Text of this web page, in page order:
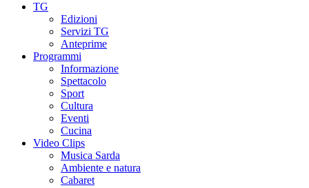
TG
Edizioni
Servizi TG
Anteprime
Programmi
Informazione
Spettacolo
Sport
Cultura
Eventi
Cucina
Video Clips
Musica Sarda
Ambiente e natura
Cabaret